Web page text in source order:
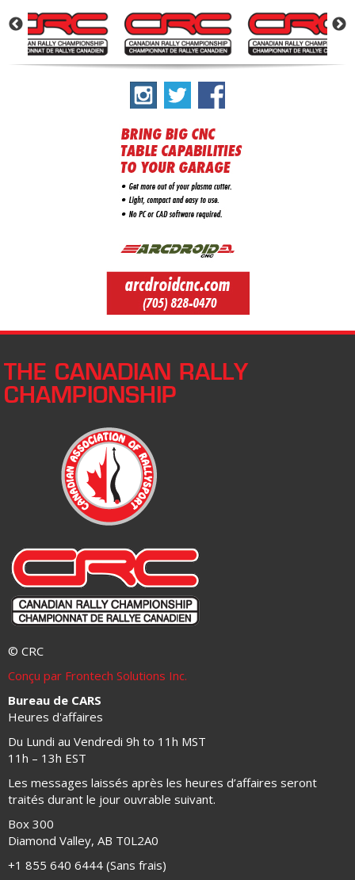
THE CANADIAN RALLY
CHAMPIONSHIP
© CRC
Conçu par Frontech Solutions Inc.
Bureau de CARS
Heures d'affaires
Du Lundi au Vendredi 9h to 11h MST
11h – 13h EST
Les messages laissés après les heures d’affaires seront
traités durant le jour ouvrable suivant.
Box 300
Diamond Valley, AB T0L2A0
+1 855 640 6444 (Sans frais)